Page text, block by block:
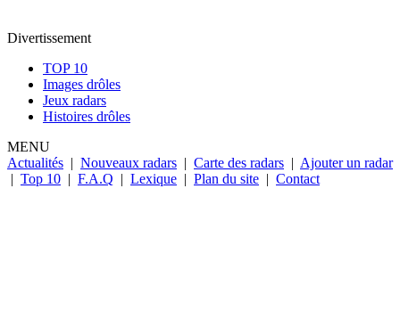
Divertissement
TOP 10
Images drôles
Jeux radars
Histoires drôles
MENU
Actualités | Nouveaux radars | Carte des radars | Ajouter un radar
| Top 10 | F.A.Q | Lexique | Plan du site | Contact